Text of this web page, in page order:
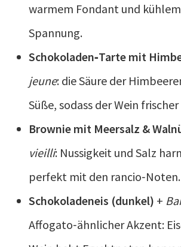
warmem Fondant und
Spannung.
Schokoladen‑Tarte mit
jeune: die Säure der
Süße, sodass der Wein
Brownie mit Meersalz &
vieilli: Nussigkeit und Salz
perfekt mit den rancio‑Noten.
Schokoladeneis (dunkel) +
Affogato‑ähnlicher Akzent: